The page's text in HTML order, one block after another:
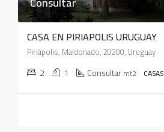
CASA EN PIRIAPOLIS URUGUAY
Piriápolis, Maldonado, 20200, Uruguay
2 1 Consultarmt2 CASAS